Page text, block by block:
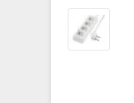
Elementy
Fotowoltaika